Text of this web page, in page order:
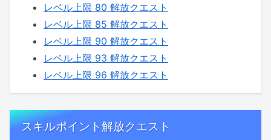
レベル上限 80 解放クエスト
レベル上限 85 解放クエスト
レベル上限 90 解放クエスト
レベル上限 93 解放クエスト
レベル上限 96 解放クエスト
スキルポイント解放クエスト